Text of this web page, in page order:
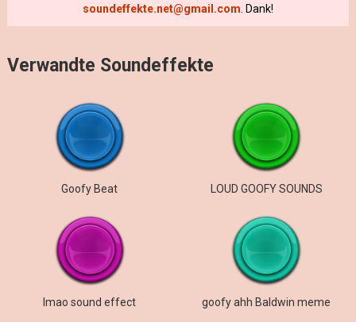
soundeffekte.net@gmail.com . Dank!
Verwandte Soundeffekte
Goofy Beat LOUD GOOFY SOUNDS
lmao sound effect goofy ahh Baldwin meme